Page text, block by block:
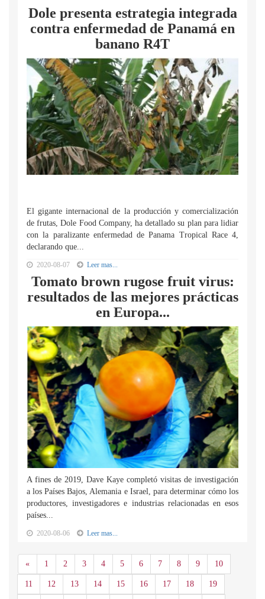
Dole presenta estrategia integrada
contra enfermedad de Panamá en
banano R4T
El gigante internacional de la producción y comercialización
de frutas, Dole Food Company, ha detallado su plan para lidiar
con la paralizante enfermedad de Panama Tropical Race 4,
declarando que...
2020-08-07 Leer mas...
Tomato brown rugose fruit virus:
resultados de las mejores prácticas
en Europa...
A fines de 2019, Dave Kaye completó visitas de investigación
a los Países Bajos, Alemania e Israel, para determinar cómo los
productores, investigadores e industrias relacionadas en esos
países...
2020-08-06 Leer mas...
«Anterior
1 2 3 4 5 6 7 8 9 10
11 12 13 14 15 16 17 18 19